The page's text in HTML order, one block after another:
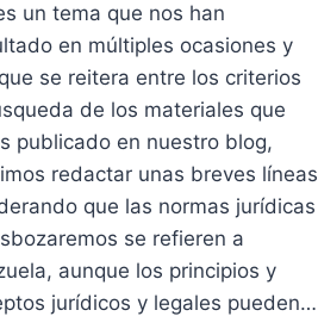
un tema que nos han
en múltiples ocasiones y
se reitera entre los criterios
de los materiales que
publicado en nuestro blog,
redactar unas breves líneas
que las normas jurídicas
se refieren a
aunque los principios y
jurídicos y legales pueden…